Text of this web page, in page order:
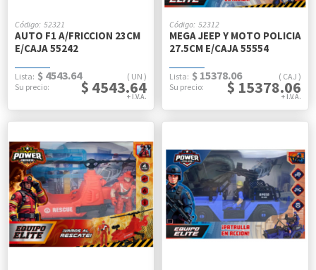
52321
AUTO F1 A/FRICCION 23CM
E/CAJA 55242
UN
$ 4543.64
$ 4543.64
52312
MEGA JEEP Y MOTO POLICIA
27.5CM E/CAJA 55554
CAJ
$ 15378.06
$ 15378.06